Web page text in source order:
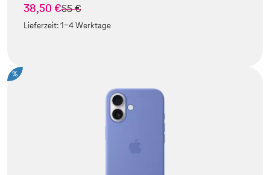
38,50 €statt
55 €
Lieferzeit:1-4 Werktage
%